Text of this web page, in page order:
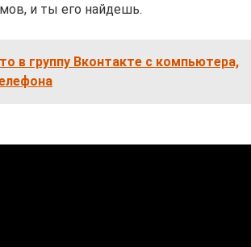
и ты его найдешь.
в группу Вконтакте с компьютера,